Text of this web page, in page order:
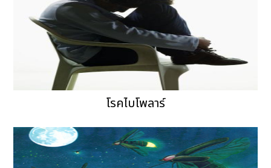
โรคไบโพลาร์